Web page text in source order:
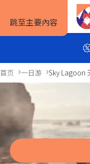
跳至主要內容
旅行方式
自驾套餐
旅行团套餐
旅行攻略
旅行攻略
旅游景点
预订信息
如何预订
住宿预订
首页 一日游 Sky Lagoon
Sky Lagoon
体验含首都接送
3小时
Previous
slide
Next
slide